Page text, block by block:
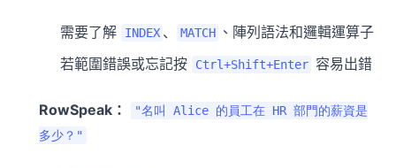
需要了解 INDEX 、 MATCH 、陣列語法和邏輯運算子
若範圍錯誤或忘記按
Ctrl+Shift+Enter 容易出錯
RowSpeak：
"名叫 Alice 的員工在 HR 部門的薪資是
多少？"